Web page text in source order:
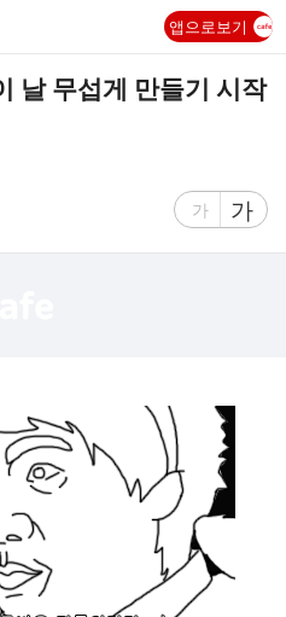
앱으로보기
날 무섭게 만들기 시작
글
가
글
자
가